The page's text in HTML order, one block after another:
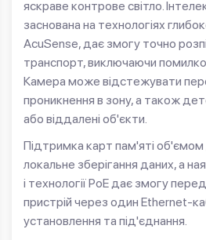
яскраве контрове світло.
заснована на технологіях
AcuSense, дає змогу точно
транспорт, виключаючи
Камера може відстежувати
проникнення в зону, а також
або віддалені об'єкти.
Підтримка карт пам'яті
локальне зберігання даних, а
і технології PoE дає змогу
пристрій через один Ethernet-
установлення та під'єднання.